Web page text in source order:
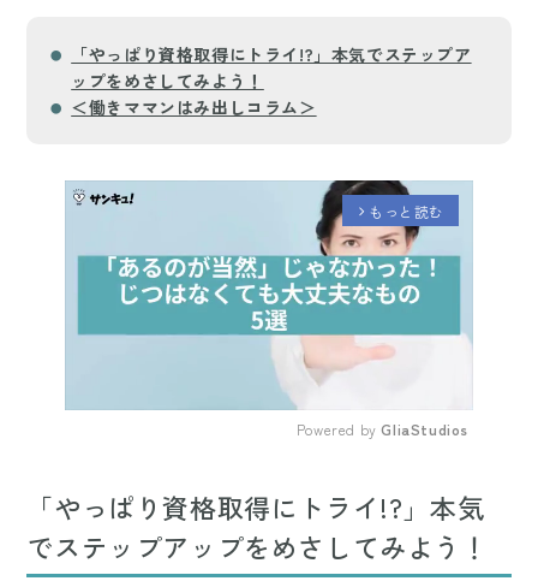
「やっぱり資格取得にトライ!?」本気でステップア
ップをめさしてみよう！
＜働きママンはみ出しコラム＞
arrow_forward_ios もっと読む
Powered by GliaStudios
「やっぱり資格取得にトライ!?」本気
でステップアップをめさしてみよう！